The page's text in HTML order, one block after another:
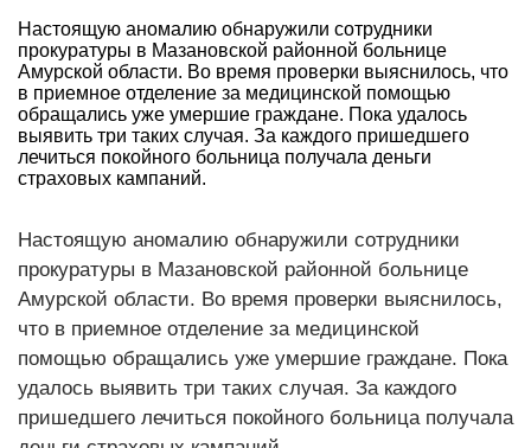
Настоящую аномалию обнаружили сотрудники
прокуратуры в Мазановской районной больнице
Амурской области. Во время проверки выяснилось, что
в приемное отделение за медицинской помощью
обращались уже умершие граждане. Пока удалось
выявить три таких случая. За каждого пришедшего
лечиться покойного больница получала деньги
страховых кампаний.
Настоящую аномалию обнаружили сотрудники
прокуратуры в Мазановской районной больнице
Амурской области. Во время проверки выяснилось,
что в приемное отделение за медицинской
помощью обращались уже умершие граждане. Пока
удалось выявить три таких случая. За каждого
пришедшего лечиться покойного больница получала